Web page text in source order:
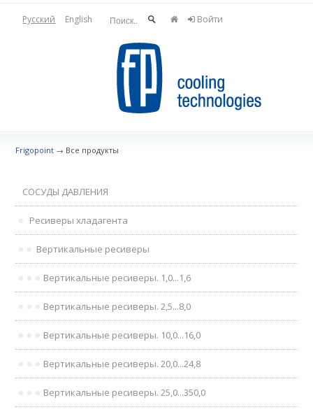
Русский English Войти
Frigopoint → Все продукты
СОСУДЫ ДАВЛЕНИЯ
Ресиверы хладагента
Вертикальные ресиверы
Вертикальные ресиверы. 1,0...1,6
Вертикальные ресиверы. 2,5...8,0
Вертикальные ресиверы. 10,0...16,0
Вертикальные ресиверы. 20,0...24,8
Вертикальные ресиверы. 25,0...350,0